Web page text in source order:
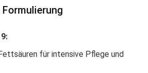
für intensive Pflege und